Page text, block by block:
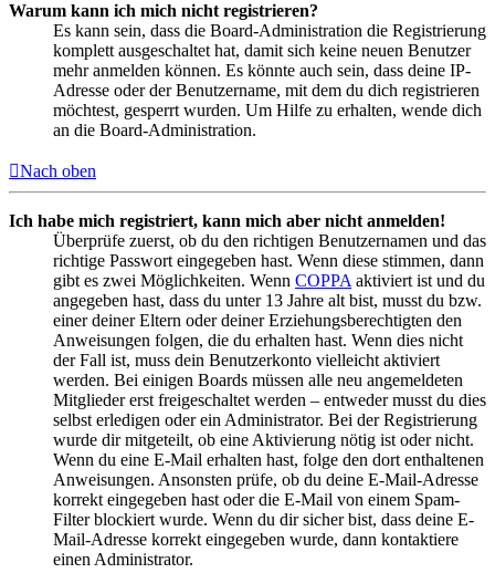
Warum kann ich mich nicht registrieren?
Es kann sein, dass die Board-Administration die Registrierung
komplett ausgeschaltet hat, damit sich keine neuen Benutzer
mehr anmelden können. Es könnte auch sein, dass deine IP-
Adresse oder der Benutzername, mit dem du dich registrieren
möchtest, gesperrt wurden. Um Hilfe zu erhalten, wende dich
an die Board-Administration.
Nach oben
Ich habe mich registriert, kann mich aber nicht anmelden!
Überprüfe zuerst, ob du den richtigen Benutzernamen und das
richtige Passwort eingegeben hast. Wenn diese stimmen, dann
gibt es zwei Möglichkeiten. Wenn COPPA aktiviert ist und du
angegeben hast, dass du unter 13 Jahre alt bist, musst du bzw.
einer deiner Eltern oder deiner Erziehungsberechtigten den
Anweisungen folgen, die du erhalten hast. Wenn dies nicht
der Fall ist, muss dein Benutzerkonto vielleicht aktiviert
werden. Bei einigen Boards müssen alle neu angemeldeten
Mitglieder erst freigeschaltet werden – entweder musst du dies
selbst erledigen oder ein Administrator. Bei der Registrierung
wurde dir mitgeteilt, ob eine Aktivierung nötig ist oder nicht.
Wenn du eine E-Mail erhalten hast, folge den dort enthaltenen
Anweisungen. Ansonsten prüfe, ob du deine E-Mail-Adresse
korrekt eingegeben hast oder die E-Mail von einem Spam-
Filter blockiert wurde. Wenn du dir sicher bist, dass deine E-
Mail-Adresse korrekt eingegeben wurde, dann kontaktiere
einen Administrator.